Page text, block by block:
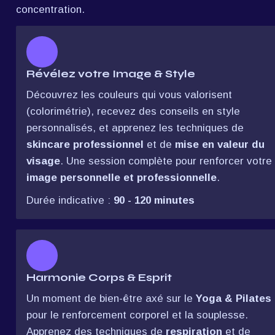
concentration.
Révélez votre Image & Style
Découvrez les couleurs qui vous valorisent
(colorimétrie), recevez des conseils en style
skincare professionnel et de mise en valeur du
visage
image personnelle et professionnelle.
Durée indicative : 90 - 120 minutes
Harmonie Corps & Esprit
Un moment de bien-être axé sur le Yoga & Pilates
pour le renforcement corporel et la souplesse.
Apprenez des techniques de respiration